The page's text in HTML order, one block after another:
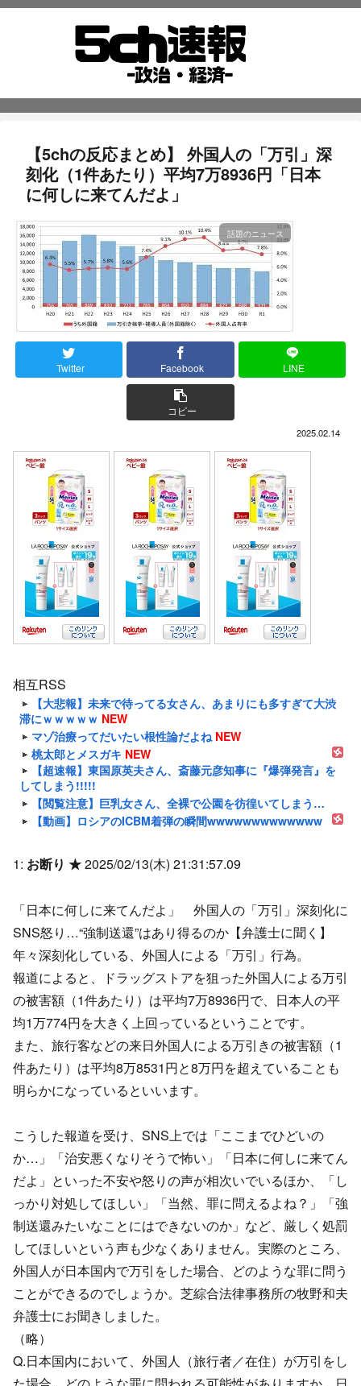
【5chの反応まとめ】 外国人の「万引」深
刻化（1件あたり）平均7万8936円「日本
に何しに来てんだよ」
話題のニュース
Twitter Facebook LINE
コピー
2025.02.14
相互RSS
【大悲報】未来で待ってる女さん、あまりにも多すぎて大渋
滞にｗｗｗｗｗ NEW
マゾ治療ってだいたい根性論だよね NEW
桃太郎とメスガキ NEW
【超速報】東国原英夫さん、斎藤元彦知事に『爆弾発言』を
してしまう!!!!!
【閲覧注意】巨乳女さん、全裸で公園を彷徨いてしまう…
【動画】ロシアのICBM着弾の瞬間wwwwwwwwwwwww
1: お断り ★2025/02/13(木) 21:31:57.09
「日本に何しに来てんだよ」 外国人の「万引」深刻化に
SNS怒り…“強制送還”はあり得るのか【弁護士に聞く】
年々深刻化している、外国人による「万引」行為。
報道によると、ドラッグストアを狙った外国人による万引
の被害額（1件あたり）は平均7万8936円で、日本人の平
均1万774円を大きく上回っているということです。
また、旅行客などの来日外国人による万引きの被害額（1
件あたり）は平均8万8531円と8万円を超えていることも
明らかになっているといいます。
こうした報道を受け、SNS上では「ここまでひどいの
か…」「治安悪くなりそうで怖い」「日本に何しに来てん
だよ」といった不安や怒りの声が相次いでいるほか、「し
っかり対処してほしい」「当然、罪に問えるよね？」「強
制送還みたいなことにはできないのか」など、厳しく処罰
してほしいという声も少なくありません。実際のところ、
外国人が日本国内で万引をした場合、どのような罪に問う
ことができるのでしょうか。芝綜合法律事務所の牧野和夫
弁護士にお聞きしました。
（略）
Q.日本国内において、外国人（旅行者／在住）が万引をし